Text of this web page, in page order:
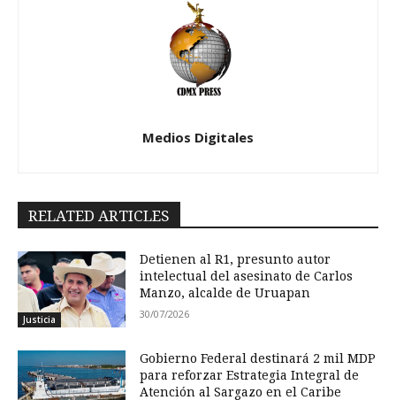
Medios Digitales
RELATED ARTICLES
Justicia
Detienen al R1, presunto autor
intelectual del asesinato de Carlos
Manzo, alcalde de Uruapan
30/07/2026
Gobierno Federal destinará 2 mil MDP
para reforzar Estrategia Integral de
Atención al Sargazo en el Caribe